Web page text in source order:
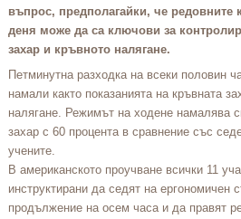
въпрос, предполагайки, че редовните
деня може да са ключови за
захар и кръвното налягане.
Петминутна разходка на всеки половин
намали както показанията на кръвната
налягане. Режимът на ходене намалява
захар с 60 процента в сравнение със
учените.
В американското проучване всички 11
инструктирани да седят на ергономичен
продължение на осем часа и да правят